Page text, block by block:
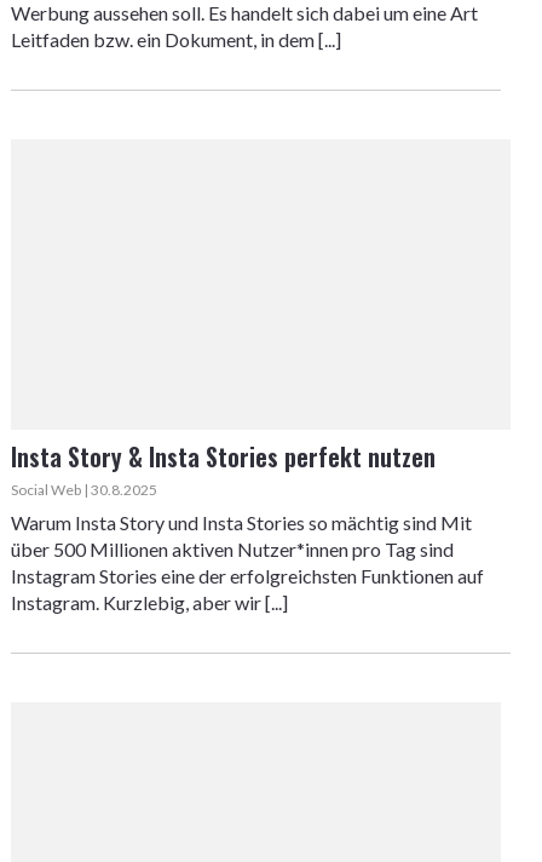
Werbung aussehen soll. Es handelt sich dabei um eine Art
Leitfaden bzw. ein Dokument, in dem [...]
Insta Story & Insta Stories perfekt nutzen
Social Web | 30.8.2025
Warum Insta Story und Insta Stories so mächtig sind Mit
über 500 Millionen aktiven Nutzer*innen pro Tag sind
Instagram Stories eine der erfolgreichsten Funktionen auf
Instagram. Kurzlebig, aber wir [...]